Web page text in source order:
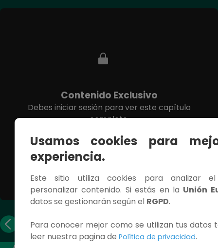
Contenido Exclusivo
Debes iniciar sesión para ver este capítulo
completo.
INICIAR SESIÓN
anterior
siguiente
Usamos cookies para
experiencia.
Este sitio utiliza cookies para analizar
personalizar contenido. Si estás en la Unión
datos se gestionarán según el RGPD.
Para conocer mejor como se utilizan tus datos
leer nuestra pagina de Política de privacidad.